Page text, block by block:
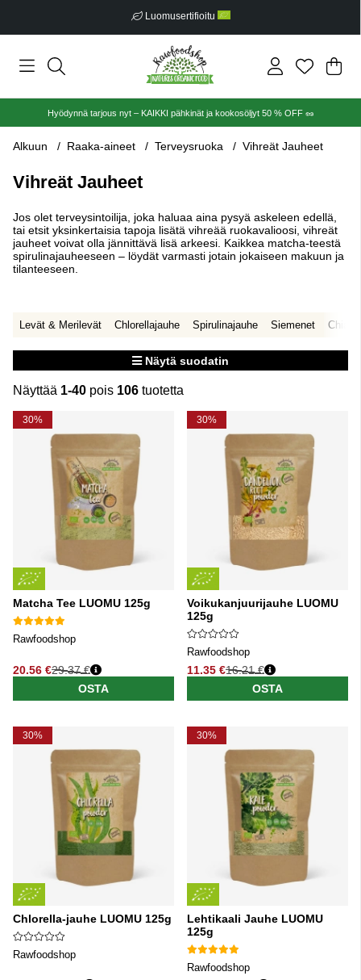
Ilmainen toimitus alkaen €30
.
Hyödynnä tarjous nyt – KAIKKI pähkinät ja kookosöljyt 50 % OFF 🥜
Alkuun Raaka-aineet Terveysruoka Vihreät Jauheet
Vihreät Jauheet
Jos olet terveysintoilija, joka haluaa aina pysyä askeleen edellä,
tai etsit yksinkertaisia tapoja lisätä vihreää ruokavalioosi, vihreät
jauheet voivat olla jännittävä lisä arkeesi. Kaikkea matcha-teestä
spirulinajauheeseen – löydät varmasti jotain jokaiseen makuun ja
tilanteeseen.
Levät & Merilevät Chlorellajauhe Spirulinajauhe Siemenet
Näytä suodatin
Näyttää 1-40 pois 106 tuotetta
Tuotteet
30%
Matcha Tee LUOMU 125g
Rawfoodshop
20.56 €
Normaali hinta
29.37 €
OSTA
30%
Voikukanjuurijauhe LUOMU
125g
Rawfoodshop
11.35 €
Normaali hinta
16.21 €
OSTA
30%
Chlorella-jauhe LUOMU 125g
Rawfoodshop
30%
Lehtikaali Jauhe LUOMU
125g
Rawfoodshop